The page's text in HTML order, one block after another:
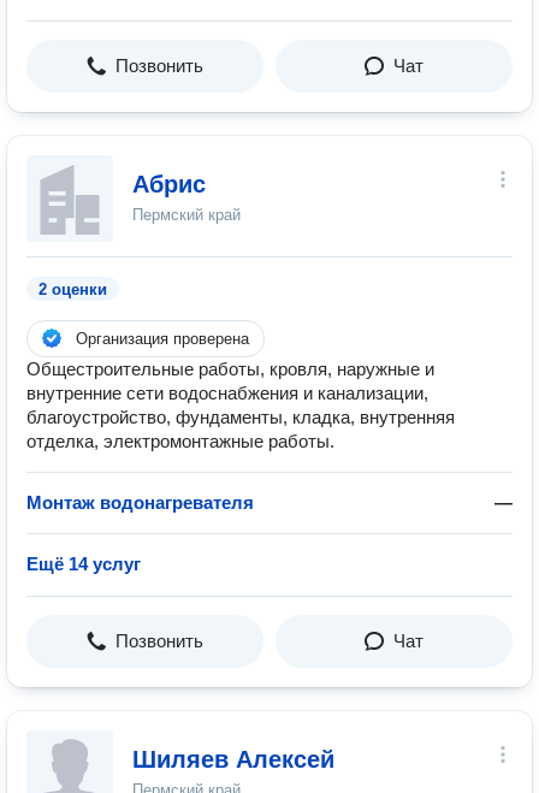
Позвонить Чат
Абрис
Пермский край
2 оценки
Организация проверена
Общестроительные работы, кровля, наружные и
внутренние сети водоснабжения и канализации,
благоустройство, фундаменты, кладка, внутренняя
отделка, электромонтажные работы.
Монтаж водонагревателя —
Ещё 14 услуг
Позвонить Чат
Шиляев Алексей